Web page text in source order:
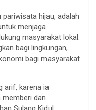
hijau, adalah
menjaga
masyarakat lokal.
bagi lingkungan,
bagi masyarakat
arif, karena ia
memberi dan